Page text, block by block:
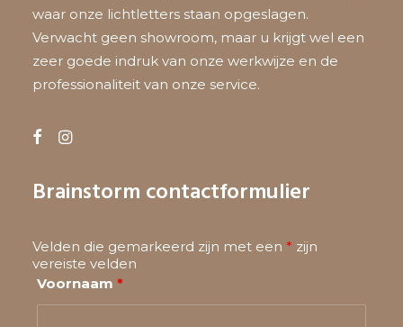
waar onze lichtletters staan opgeslagen.
Verwacht geen showroom, maar u krijgt wel een
zeer goede indruk van onze werkwijze en de
professionaliteit van onze service.
Brainstorm contactformulier
Velden die gemarkeerd zijn met een * zijn
vereiste velden
Voornaam *